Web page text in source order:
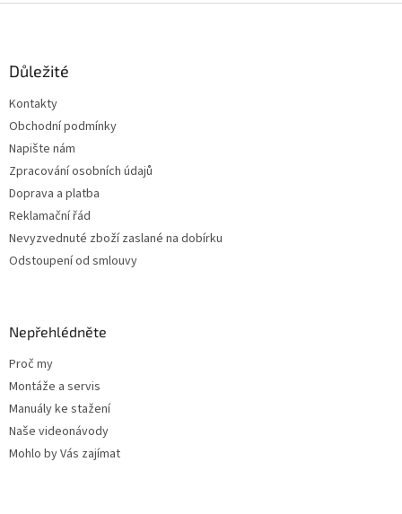
Důležité
Kontakty
Obchodní podmínky
Napište nám
Zpracování osobních údajů
Doprava a platba
Reklamační řád
Nevyzvednuté zboží zaslané na dobírku
Odstoupení od smlouvy
Nepřehlédněte
Proč my
Montáže a servis
Manuály ke stažení
Naše videonávody
Mohlo by Vás zajímat